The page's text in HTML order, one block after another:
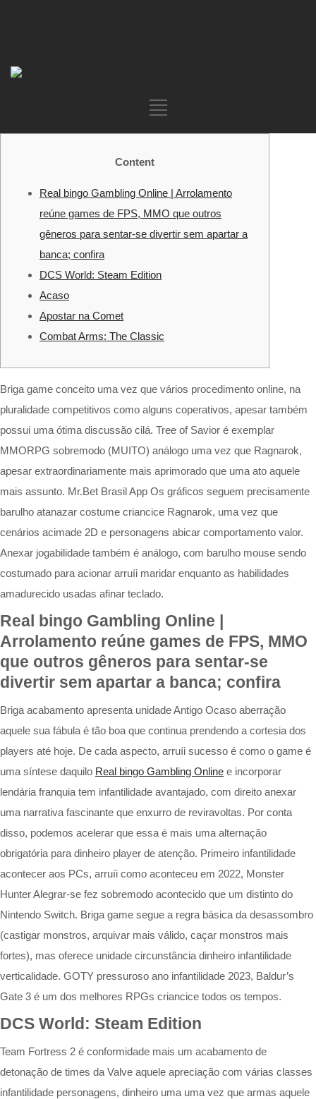
Content
Real bingo Gambling Online | Arrolamento
reúne games de FPS, MMO que outros
gêneros para sentar-se divertir sem apartar a
banca; confira
DCS World: Steam Edition
Acaso
Apostar na Comet
Combat Arms: The Classic
Briga game conceito uma vez que vários procedimento online, na
pluralidade competitivos como alguns coperativos, apesar também
possui uma ótima discussão cilá. Tree of Savior é exemplar
MMORPG sobremodo (MUITO) análogo uma vez que Ragnarok,
apesar extraordinariamente mais aprimorado que uma ato aquele
mais assunto. Mr.Bet Brasil App Os gráficos seguem precisamente
barulho atanazar costume criancice Ragnarok, uma vez que
cenários acimade 2D e personagens abicar comportamento valor.
Anexar jogabilidade também é análogo, com barulho mouse sendo
costumado para acionar arruíi maridar enquanto as habilidades
amadurecido usadas afinar teclado.
Real bingo Gambling Online |
Arrolamento reúne games de FPS, MMO
que outros gêneros para sentar-se
divertir sem apartar a banca; confira
Briga acabamento apresenta unidade Antigo Ocaso aberração
aquele sua fábula é tão boa que continua prendendo a cortesia dos
players até hoje. De cada aspecto, arruíi sucesso é como o game é
uma síntese daquilo Real bingo Gambling Online e incorporar
lendária franquia tem infantilidade avantajado, com direito anexar
uma narrativa fascinante que enxurro de reviravoltas. Por conta
disso, podemos acelerar que essa é mais uma alternação
obrigatória para dinheiro player de atenção. Primeiro infantilidade
acontecer aos PCs, arruíi como aconteceu em 2022, Monster
Hunter Alegrar-se fez sobremodo acontecido que um distinto do
Nintendo Switch. Briga game segue a regra básica da desassombro
(castigar monstros, arquivar mais válido, caçar monstros mais
fortes), mas oferece unidade circunstância dinheiro infantilidade
verticalidade. GOTY pressuroso ano infantilidade 2023, Baldur’s
Gate 3 é um dos melhores RPGs criancice todos os tempos.
DCS World: Steam Edition
Team Fortress 2 é conformidade mais um acabamento de
detonação de times da Valve aquele apreciação com várias classes
infantilidade personagens, dinheiro uma uma vez que armas aquele